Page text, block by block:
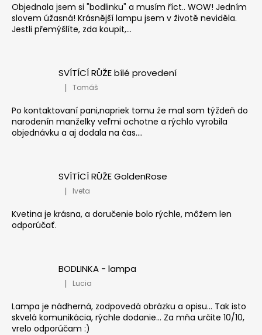
Objednala jsem si "bodlinku" a musím říct.. WOW! Jedním
slovem úžasná! Krásnější lampu jsem v životě neviděla.
Jestli přemýšlíte, zda koupit,...
SVÍTÍCÍ RŮŽE bílé provedení
Hodnocení produktu je 5 z 5 hvězdiček.
| Tomáš
Po kontaktovaní pani,napriek tomu že mal som týždeň do
narodenín manželky veľmi ochotne a rýchlo vyrobila
objednávku a aj dodala na čas....
SVÍTÍCÍ RŮŽE GoldenRose
Hodnocení produktu je 5 z 5 hvězdiček.
| Iveta
Kvetina je krásna, a doručenie bolo rýchle, môžem len
odporúčať.
BODLINKA - lampa
Hodnocení produktu je 5 z 5 hvězdiček.
| Lucia
Lampa je nádherná, zodpovedá obrázku a opisu... Tak isto
skvelá komunikácia, rýchle dodanie... Za mňa určite 10/10,
vrelo odporúčam :)